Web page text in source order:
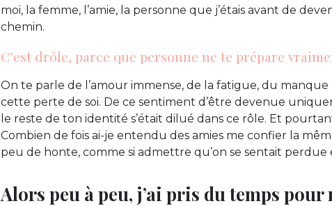
moi, la femme, l’amie, la personne que j’étais avant de
chemin.
C’est drôle, parce que personne ne te prépare
On te parle de l’amour immense, de la fatigue, du
cette perte de soi. De ce sentiment d’être devenue
le reste de ton identité s’était dilué dans ce rôle. Et
Combien de fois ai-je entendu des amies me confier la
peu de honte, comme si admettre qu’on se sentait perdue
Alors peu à peu, j’ai pris du temps pour